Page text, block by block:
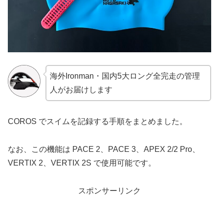
海外Ironman・国内5大ロング全完走の管理
人がお届けします
COROS でスイムを記録する手順をまとめました。
なお、この機能は PACE 2、PACE 3、APEX 2/2 Pro、
VERTIX 2、VERTIX 2S で使用可能です。
スポンサーリンク